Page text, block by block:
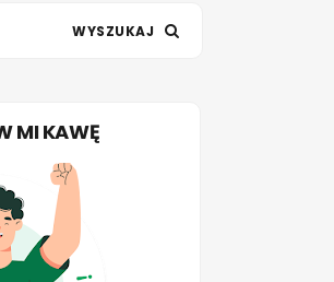
WYSZUKAJ
MI KAWĘ